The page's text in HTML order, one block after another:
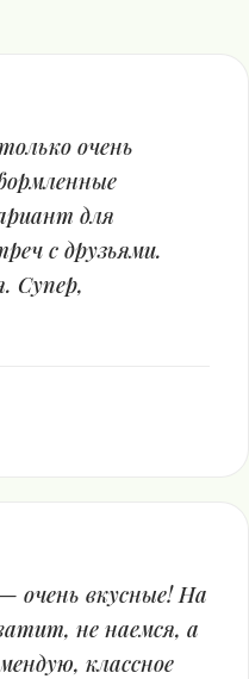
очень
для
с друзьями.
Супер,
очень вкусные! На
не наемся, а
классное